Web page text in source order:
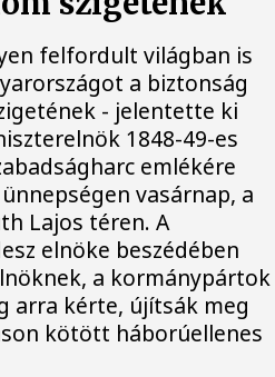
felfordult világban is
a biztonság
- jelentette ki
1848-49-es
emlékére
vasárnap, a
Lajos téren. A
elnöke beszédében
a kormánypártok
arra kérte, újítsák meg
kötött háborúellenes